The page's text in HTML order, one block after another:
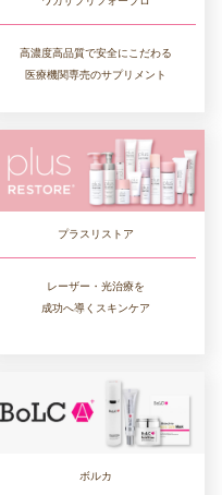
高濃度高品質で安全にこだわる
医療機関専売のサプリメント
プラスリストア
レーザー・光治療を
成功へ導くスキンケア
ボルカ